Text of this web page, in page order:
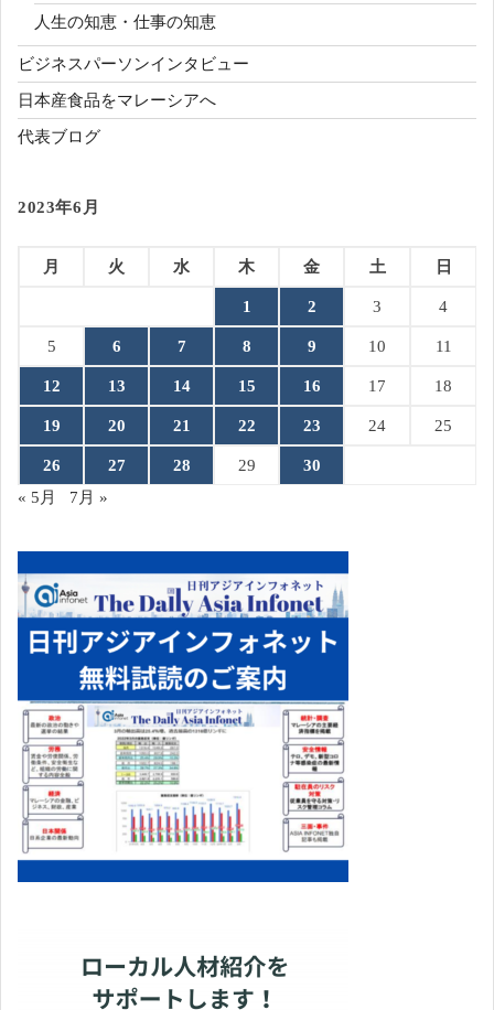
人生の知恵・仕事の知恵
ビジネスパーソンインタビュー
日本産食品をマレーシアへ
代表ブログ
2023年6月
月 火 水 木 金 土 日
1 2 3 4
5 6 7 8 9 10 11
12 13 14 15 16 17 18
19 20 21 22 23 24 25
26 27 28 29
30
« 5月
7月 »